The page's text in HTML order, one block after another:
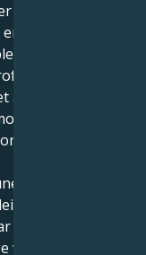
Cancer est
Vénus, vous
est recouvert
Vous
à une relation
intérieur de
physique et de
tension
du Cancer a
ce qui lui est
vous oriente